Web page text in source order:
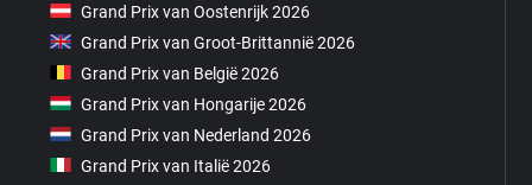
Grand Prix van Oostenrijk 2026
Grand Prix van Groot-Brittannië 2026
Grand Prix van België 2026
Grand Prix van Hongarije 2026
Grand Prix van Nederland 2026
Grand Prix van Italië 2026